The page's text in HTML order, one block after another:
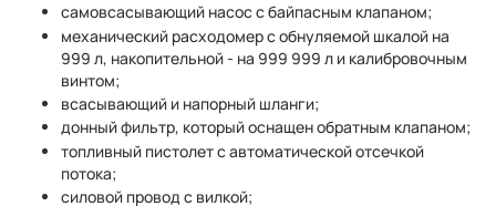
самовсасывающий насос с байпасным клапаном;
механический расходомер с обнуляемой шкалой на
999 л, накопительной - на 999 999 л и калибровочным
винтом;
всасывающий и напорный шланги;
донный фильтр, который оснащен обратным клапаном;
топливный пистолет с автоматической отсечкой
потока;
силовой провод с вилкой;